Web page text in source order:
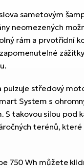
sametovým
neomezených
rám a prvotřídní
pulzuje středový
System s
S takovou silou pod
terénů, které
750 Wh můžete